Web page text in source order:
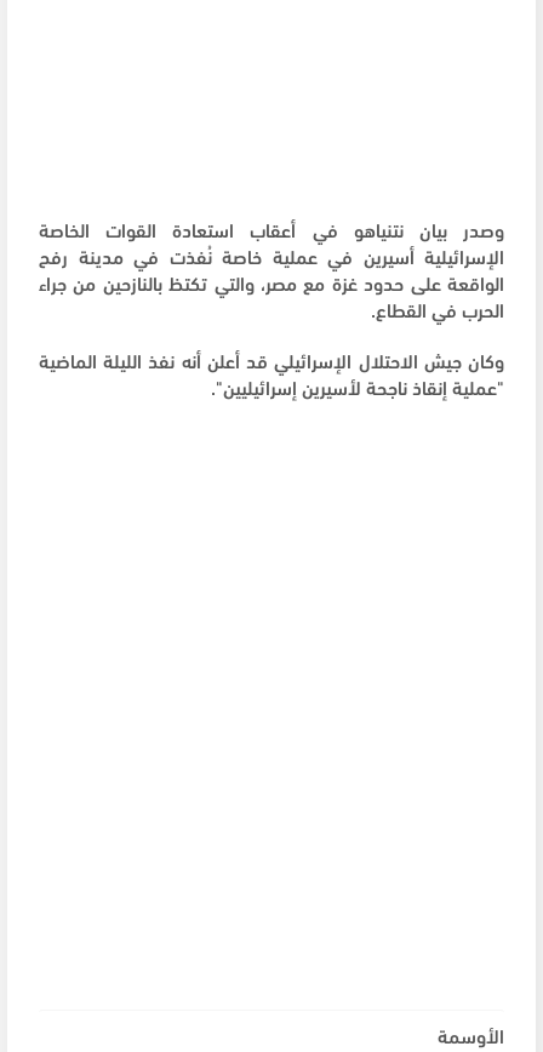
وصدر بيان نتنياهو في أعقاب استعادة القوات الخاصة
الإسرائيلية أسيرين في عملية خاصة نُفذت في مدينة رفح
الواقعة على حدود غزة مع مصر، والتي تكتظ بالنازحين من جراء
الحرب في القطاع.
وكان جيش الاحتلال الإسرائيلي قد أعلن أنه نفذ الليلة الماضية
"عملية إنقاذ ناجحة لأسيرين إسرائيليين".
الأوسمة